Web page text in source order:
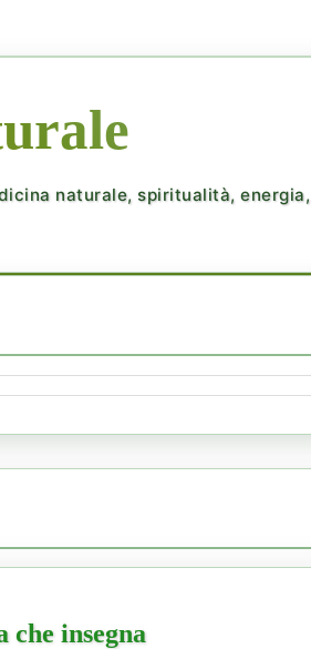
naturale, spiritualità,
insegna